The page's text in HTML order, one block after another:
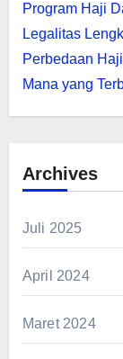
Program Haji
Legalitas
Perbedaan
Mana yang
Archives
Juli 2025
April 2024
Maret 2024